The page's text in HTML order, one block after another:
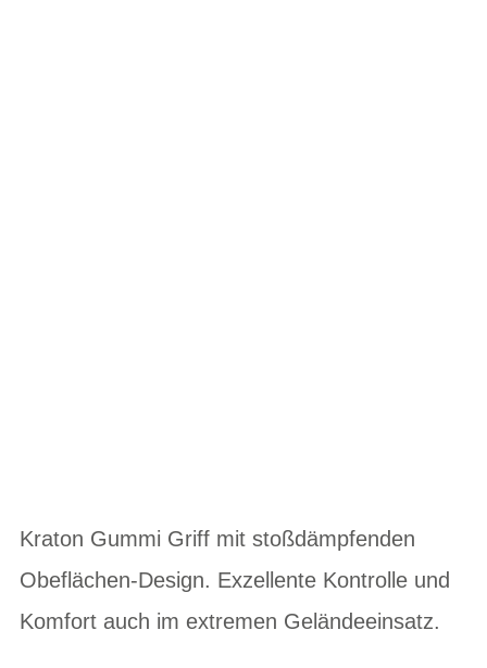
Kraton Gummi Griff mit stoßdämpfenden
Obeflächen-Design. Exzellente Kontrolle und
Komfort auch im extremen Geländeeinsatz.